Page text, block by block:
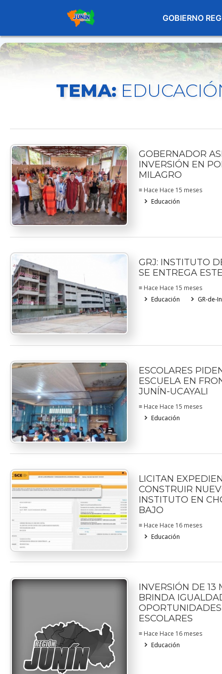
GOBIERNO
TEMA:
GOBERNADOR
INVERSIÓN EN
MILAGRO
≡ Hace Hace 15 meses
Educación
GRJ: INSTITUTO
SE ENTREGA
≡ Hace Hace 15 meses
Educación
GR-de-
ESCOLARES
ESCUELA EN
JUNÍN-UCAYALI
≡ Hace Hace 15 meses
Educación
LICITAN
CONSTRUIR
INSTITUTO EN
BAJO
≡ Hace Hace 16 meses
Educación
INVERSIÓN DE 13
BRINDA
ESCOLARES
≡ Hace Hace 16 meses
Educación